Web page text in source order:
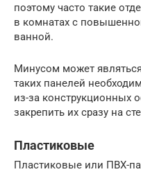
поэтому часто такие
в комнатах с
ванной.
Минусом может
таких панелей
из-за конструкционных
закрепить их сразу на
Пластиковые
Пластиковые или ПВХ-